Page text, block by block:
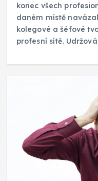
konec všech
daném místě
kolegové a šéfové
profesní sítě.